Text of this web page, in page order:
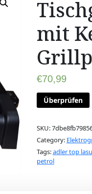
mit
€70,99
Überprüfen
SKU:
Category:
Tags:adler top
petrol